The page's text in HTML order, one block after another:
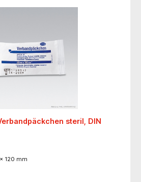
steril, DIN
120 mm